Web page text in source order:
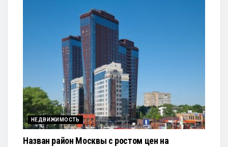
НЕДВИЖИМОСТЬ
Назван район Москвы с ростом цен на